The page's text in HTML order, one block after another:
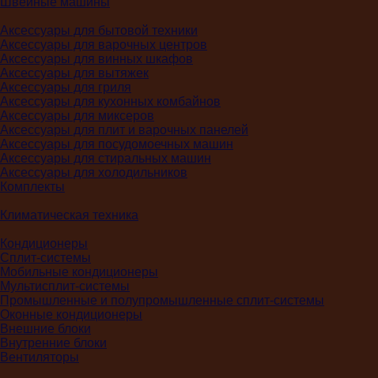
Аксессуары для бытовой техники
Аксессуары для варочных центров
Аксессуары для винных шкафов
Аксессуары для вытяжек
Аксессуары для гриля
Аксессуары для кухонных комбайнов
Аксессуары для миксеров
Аксессуары для плит и варочных панелей
Аксессуары для посудомоечных машин
Аксессуары для стиральных машин
Аксессуары для холодильников
Комплекты
Климатическая техника
Кондиционеры
Сплит-системы
Мобильные кондиционеры
Мультисплит-системы
Промышленные и полупромышленные сплит-системы
Оконные кондиционеры
Внешние блоки
Внутренние блоки
Вентиляторы